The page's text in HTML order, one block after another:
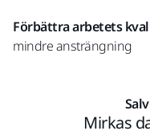
Förbättra arbetets
mindre ansträngning
Mirkas